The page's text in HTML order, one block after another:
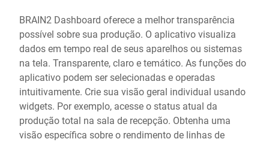
BRAIN2 Dashboard oferece a melhor transparência
possível sobre sua produção. O aplicativo visualiza
dados em tempo real de seus aparelhos ou sistemas
na tela. Transparente, claro e temático. As funções do
aplicativo podem ser selecionadas e operadas
intuitivamente. Crie sua visão geral individual usando
widgets. Por exemplo, acesse o status atual da
produção total na sala de recepção. Obtenha uma
visão específica sobre o rendimento de linhas de